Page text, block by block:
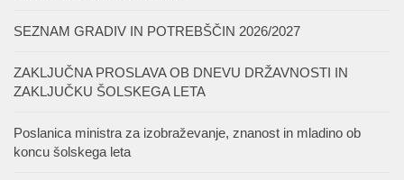
SEZNAM GRADIV IN POTREBŠČIN 2026/2027
ZAKLJUČNA PROSLAVA OB DNEVU DRŽAVNOSTI IN
ZAKLJUČKU ŠOLSKEGA LETA
Poslanica ministra za izobraževanje, znanost in mladino ob
koncu šolskega leta